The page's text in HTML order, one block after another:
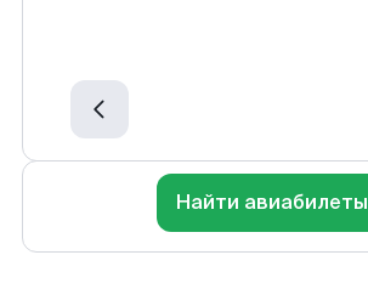
Найти авиабилеты